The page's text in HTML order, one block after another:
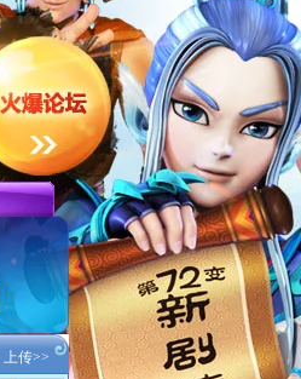
上传>>